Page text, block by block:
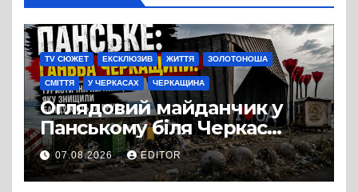
TV СЮЖЕТ ЕКСКЛЮЗИВ ЖИТТЯ ЗОЛОТОНОША
СМІТТЯ У ЧЕРКАСАХ ЧЕРКАЩИНА
Оглядовий майданчик у
Панському біля Черкас
перетворився на занедбане
сміттєзвалище
07.08.2026 EDITOR